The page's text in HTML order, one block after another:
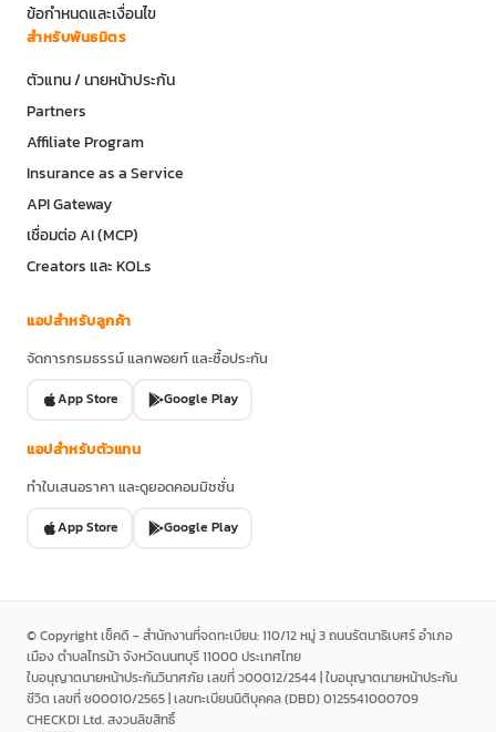
ข้อกำหนดและเงื่อนไข
สำหรับพันธมิตร
ตัวแทน / นายหน้าประกัน
Partners
Affiliate Program
Insurance as a Service
API Gateway
เชื่อมต่อ AI (MCP)
Creators และ KOLs
แอปสำหรับลูกค้า
จัดการกรมธรรม์ แลกพอยท์ และซื้อประกัน
App Store Google Play
แอปสำหรับตัวแทน
ทำใบเสนอราคา และดูยอดคอมมิชชั่น
App Store Google Play
© Copyright เช็คดิ - สำนักงานที่จดทะเบียน: 110/12 หมู่ 3 ถนนรัตนาธิเบศร์ อำเภอ
เมือง ตำบลไทรม้า จังหวัดนนทบุรี 11000 ประเทศไทย
ใบอนุญาตนายหน้าประกันวินาศภัย เลขที่ ว00012/2544 | ใบอนุญาตนายหน้าประกัน
ชีวิต เลขที่ ช00010/2565 | เลขทะเบียนนิติบุคคล (DBD) 0125541000709
CHECKDI Ltd. สงวนลิขสิทธิ์